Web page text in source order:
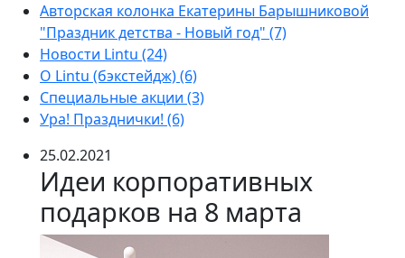
Авторская колонка Екатерины Барышниковой
"Праздник детства - Новый год" (7)
Новости Lintu (24)
О Lintu (бэкстейдж) (6)
Специальные акции (3)
Ура! Празднички! (6)
25.02.2021
Идеи корпоративных
подарков на 8 марта